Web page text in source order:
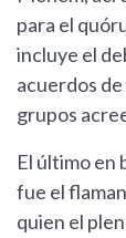
para el
incluye el
acuerdos
grupos
El último en
fue el
quien el